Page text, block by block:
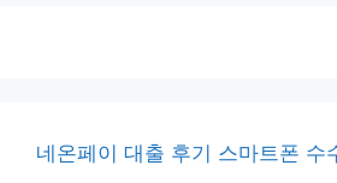
네온페이 대출 후기 스마트폰 수